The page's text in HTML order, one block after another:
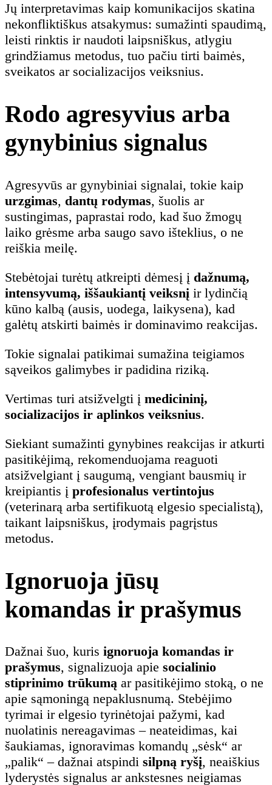
Jų interpretavimas kaip komunikacijos skatina
nekonfliktiškus atsakymus: sumažinti spaudimą,
leisti rinktis ir naudoti laipsniškus, atlygiu
grindžiamus metodus, tuo pačiu tirti baimės,
sveikatos ar socializacijos veiksnius.
Rodo agresyvius arba
gynybinius signalus
Agresyvūs ar gynybiniai signalai, tokie kaip
urzgimas, dantų rodymas, šuolis ar
sustingimas, paprastai rodo, kad šuo žmogų
laiko grėsme arba saugo savo išteklius, o ne
reiškia meilę.
Stebėtojai turėtų atkreipti dėmesį į dažnumą,
intensyvumą, iššaukiantį veiksnį ir lydinčią
kūno kalbą (ausis, uodega, laikysena), kad
galėtų atskirti baimės ir dominavimo reakcijas.
Tokie signalai patikimai sumažina teigiamos
sąveikos galimybes ir padidina riziką.
Vertimas turi atsižvelgti į medicininį,
socializacijos ir aplinkos veiksnius.
Siekiant sumažinti gynybines reakcijas ir atkurti
pasitikėjimą, rekomenduojama reaguoti
atsižvelgiant į saugumą, vengiant bausmių ir
kreipiantis į profesionalus vertintojus
(veterinarą arba sertifikuotą elgesio specialistą),
taikant laipsniškus, įrodymais pagrįstus
metodus.
Ignoruoja jūsų
komandas ir prašymus
Dažnai šuo, kuris ignoruoja komandas ir
prašymus, signalizuoja apie socialinio
stiprinimo trūkumą ar pasitikėjimo stoką, o ne
apie sąmoningą nepaklusnumą. Stebėjimo
tyrimai ir elgesio tyrinėtojai pažymi, kad
nuolatinis nereagavimas – neateidimas, kai
šaukiamas, ignoravimas komandų „sėsk“ ar
„palik“ – dažnai atspindi silpną ryšį, neaiškius
lyderystės signalus ar ankstesnes neigiamas